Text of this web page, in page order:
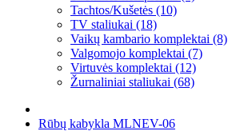
Tachtos/Kušetės (10)
TV staliukai (18)
Vaikų kambario komplektai (8)
Valgomojo komplektai (7)
Virtuvės komplektai (12)
Žurnaliniai staliukai (68)
Rūbų kabykla MLNEV-06